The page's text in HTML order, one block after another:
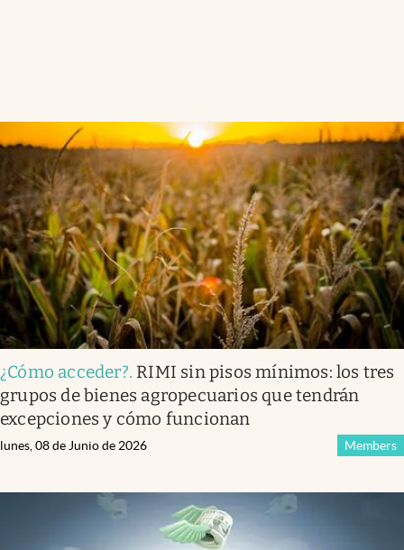
¿Cómo acceder?. RIMI sin pisos mínimos: los tres
grupos de bienes agropecuarios que tendrán
excepciones y cómo funcionan
Members
lunes, 08 de Junio de 2026